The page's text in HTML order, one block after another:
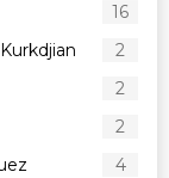
16
2
2
2
4